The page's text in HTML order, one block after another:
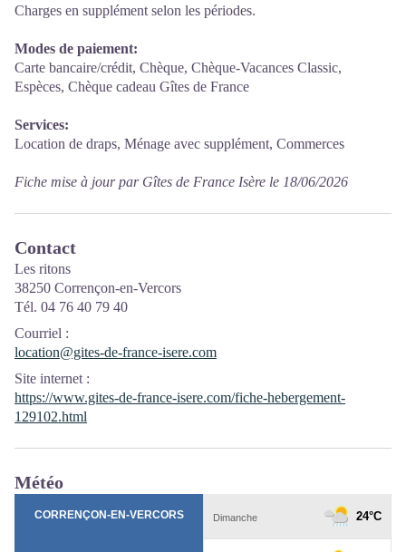
Charges en supplément selon les périodes.
Modes de paiement:
Carte bancaire/crédit, Chèque, Chèque-Vacances Classic,
Espèces, Chèque cadeau Gîtes de France
Services:
Location de draps, Ménage avec supplément, Commerces
Fiche mise à jour par Gîtes de France Isère le 18/06/2026
Contact
Les ritons
38250 Corrençon-en-Vercors
Tél. 04 76 40 79 40
Courriel :
location@gites-de-france-isere.com
Site internet :
https://www.gites-de-france-isere.com/fiche-hebergement-
129102.html
Météo